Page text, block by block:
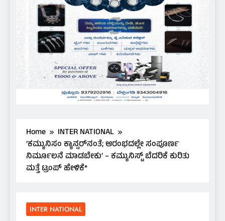
Home
INTER NATIONAL
‘ಕಮ್ಯುನಿಸಂ ಕ್ಯಾನ್ಸರ್‌ನಂತೆ; ಆರಂಭದಲ್ಲೇ ಸಂಪೂರ್ಣ
ನಿರ್ಮೂಲನೆ ಮಾಡಬೇಕು’ – ಕಮ್ಯುನಿಸ್ಟ್ ಬೆದರಿಕೆ ಕುರಿತು
ಮತ್ತೆ ಟ್ರಂಪ್ ಹೇಳಿಕೆ*
INTER NATIONAL